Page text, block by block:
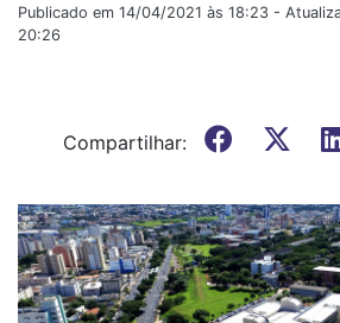
Publicado em 14/04/2021 às 18:23 -
20:26
Compartilhar: